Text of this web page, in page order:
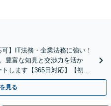
】IT法務・企業法務に強い！
豊富な知見と交渉力を活か
します【365日対応】【初回
見る